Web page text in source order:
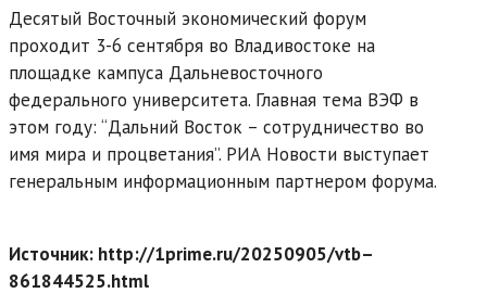
Десятый Восточный экономический форум
проходит 3-6 сентября во Владивостоке на
площадке кампуса Дальневосточного
федерального университета. Главная тема ВЭФ в
этом году: “Дальний Восток – сотрудничество во
имя мира и процветания”. РИА Новости выступает
генеральным информационным партнером форума.
Источник: http://1prime.ru/20250905/vtb–
861844525.html